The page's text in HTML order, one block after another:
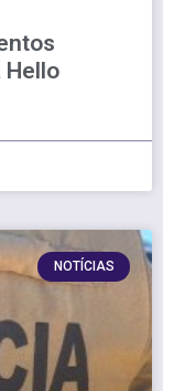
Hello
NOTÍCIAS